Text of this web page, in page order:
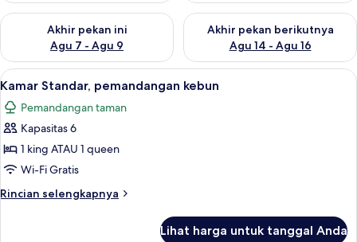
Akhir pekan ini
Agu 7 - Agu 9
Periksa ketersediaan untuk akhir pekan ini Agu 7 - Agu 9
Akhir pekan berikutnya
Agu 14 - Agu 16
Periksa ketersediaan untuk
Lihat
semua
foto
untuk
Kamar
Standar,
pemandangan
kebun
5
Kamar Standar, pemandangan kebun
Pemandangan taman
Kapasitas 6
1 king ATAU 1 queen
Wi-Fi Gratis
Rincian selengkapnya
Rincian
Lihat harga untuk tanggal Anda